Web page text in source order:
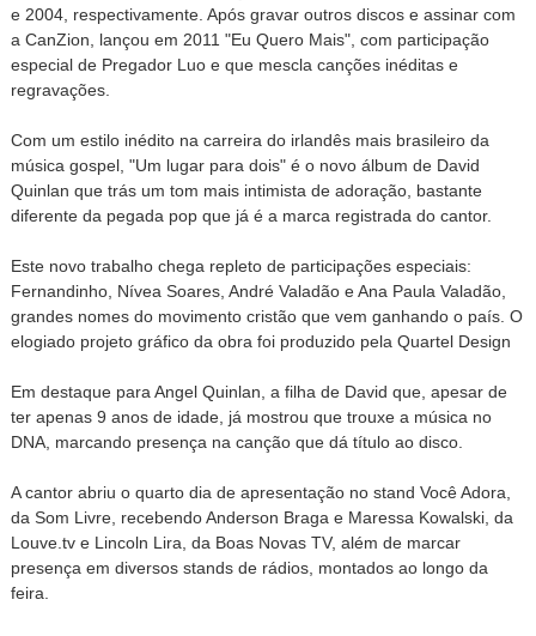
e 2004, respectivamente. Após gravar outros discos e assinar com
a CanZion, lançou em 2011 "Eu Quero Mais", com participação
especial de Pregador Luo e que mescla canções inéditas e
regravações.
Com um estilo inédito na carreira do irlandês mais brasileiro da
música gospel, "Um lugar para dois" é o novo álbum de David
Quinlan que trás um tom mais intimista de adoração, bastante
diferente da pegada pop que já é a marca registrada do cantor.
Este novo trabalho chega repleto de participações especiais:
Fernandinho, Nívea Soares, André Valadão e Ana Paula Valadão,
grandes nomes do movimento cristão que vem ganhando o país. O
elogiado projeto gráfico da obra foi produzido pela Quartel Design
Em destaque para Angel Quinlan, a filha de David que, apesar de
ter apenas 9 anos de idade, já mostrou que trouxe a música no
DNA, marcando presença na canção que dá título ao disco.
A cantor abriu o quarto dia de apresentação no stand Você Adora,
da Som Livre, recebendo Anderson Braga e Maressa Kowalski, da
Louve.tv e Lincoln Lira, da Boas Novas TV, além de marcar
presença em diversos stands de rádios, montados ao longo da
feira.